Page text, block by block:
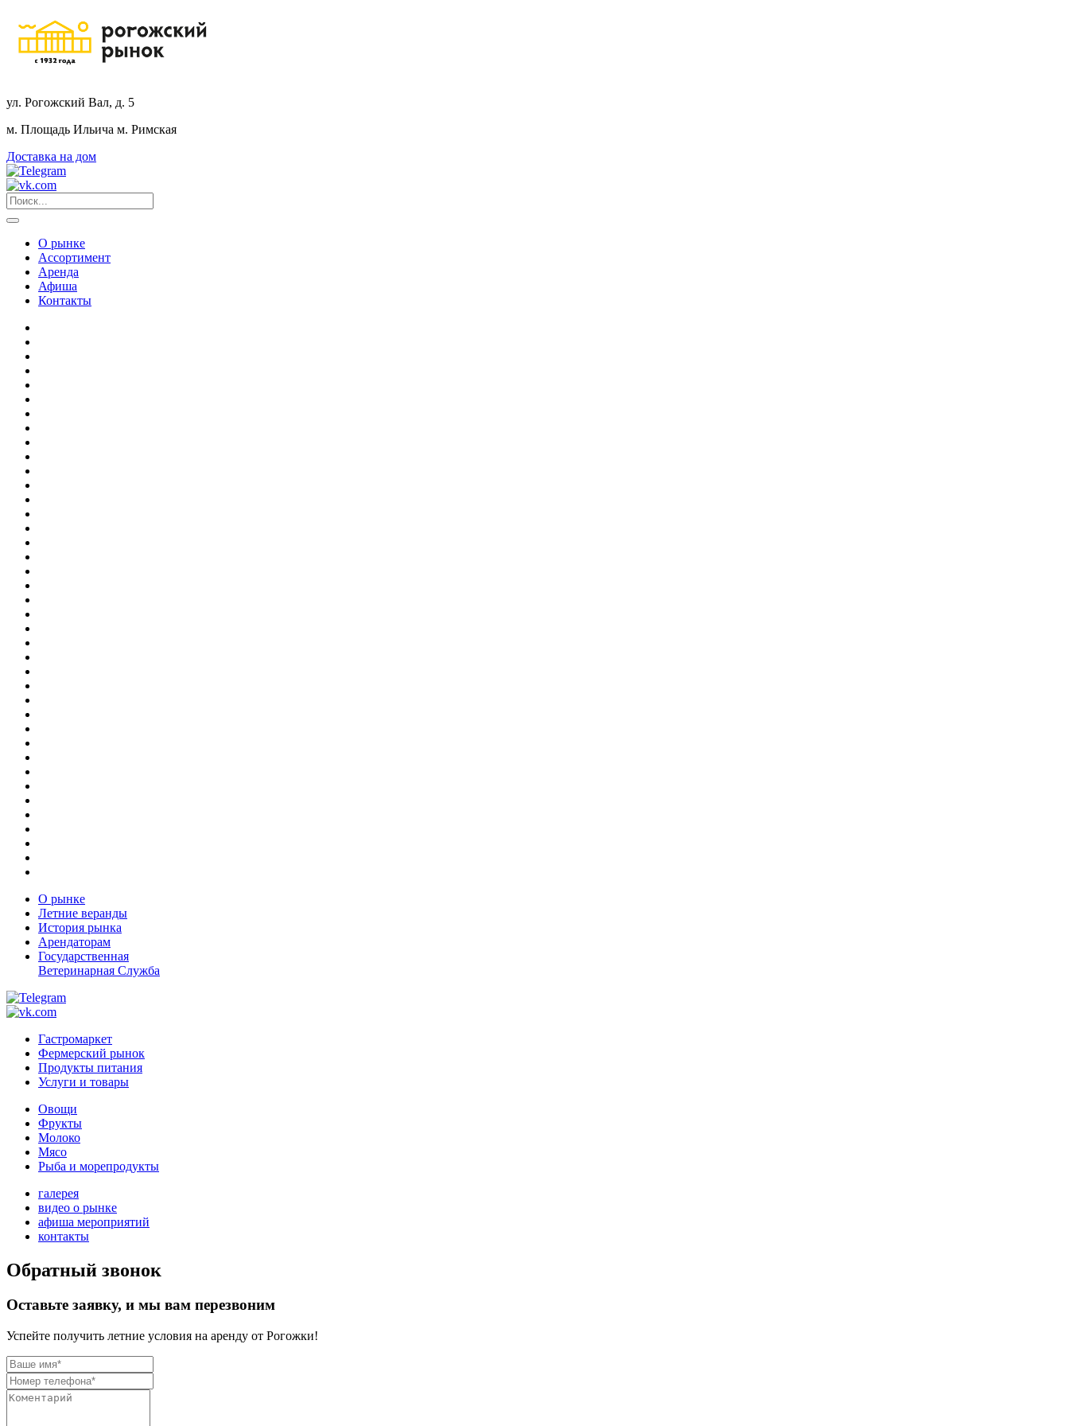
ул. Рогожский Вал, д. 5
м. Площадь Ильича м. Римская
Доставка на дом
О рынке
Ассортимент
Аренда
Афиша
Контакты
О рынке
Летние веранды
История рынка
Арендаторам
Государственная
Ветеринарная Служба
Гастромаркет
Фермерский рынок
Продукты питания
Услуги и товары
Овощи
Фрукты
Молоко
Мясо
Рыба и морепродукты
галерея
видео о рынке
афиша мероприятий
контакты
Обратный звонок
Оставьте заявку, и мы вам перезвоним
Успейте получить летние условия на аренду от Рогожки!